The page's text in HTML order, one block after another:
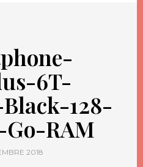
6T-
128-
RAM
2018